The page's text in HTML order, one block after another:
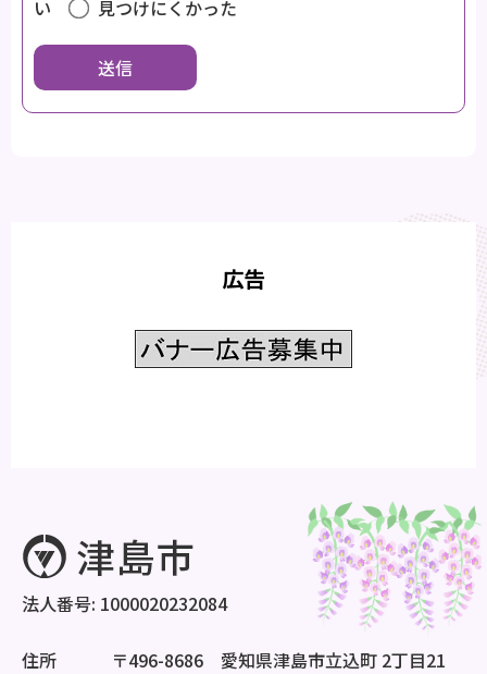
い
見つけにくかった
広告
法人番号: 1000020232084
住所
〒496-8686 愛知県津島市立込町 2丁目21